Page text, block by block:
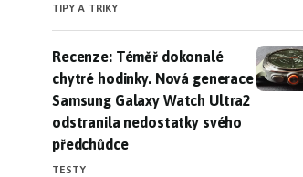
TIPY A TRIKY
Recenze: Téměř dokonalé chytré
Recenze: Téměř dokonalé
chytré hodinky. Nová generace
Samsung Galaxy Watch Ultra2
odstranila nedostatky svého
předchůdce
TESTY